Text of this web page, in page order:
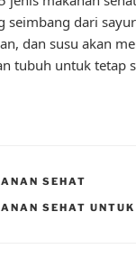
seimbang dari
dan susu akan
tubuh untuk tetap
SEHAT
SEHAT